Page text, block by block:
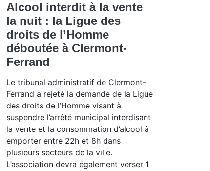
Alcool interdit à la vente
la nuit : la Ligue des
droits de l’Homme
déboutée à Clermont-
Ferrand
Le tribunal administratif de Clermont-
Ferrand a rejeté la demande de la Ligue
des droits de l’Homme visant à
suspendre l’arrêté municipal interdisant
la vente et la consommation d’alcool à
emporter entre 22h et 8h dans
plusieurs secteurs de la ville.
L’association devra également verser 1